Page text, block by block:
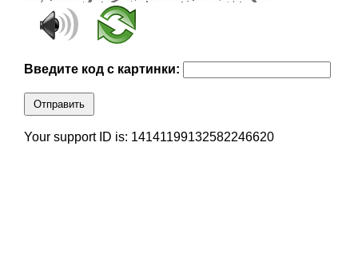
Введите код с картинки:
Отправить
Your support ID is: 14141199132582246620